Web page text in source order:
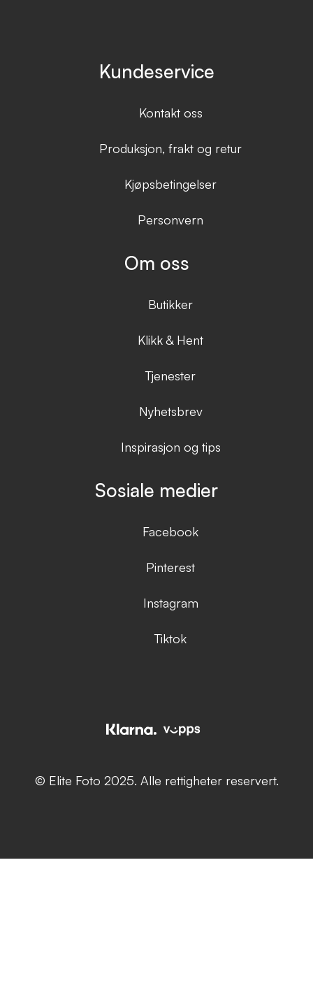
Kundeservice
Kontakt oss
Produksjon, frakt og retur
Kjøpsbetingelser
Personvern
Om oss
Butikker
Klikk & Hent
Tjenester
Nyhetsbrev
Inspirasjon og tips
Sosiale medier
Facebook
Pinterest
Instagram
Tiktok
© Elite Foto 2025. Alle rettigheter reservert.